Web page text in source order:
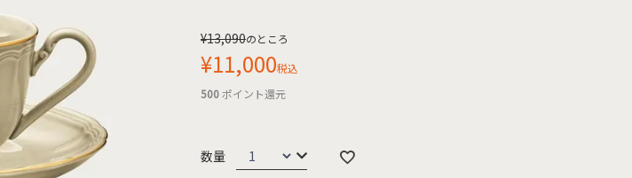
¥13,090のところ
¥11,000税込
500ポイント還元